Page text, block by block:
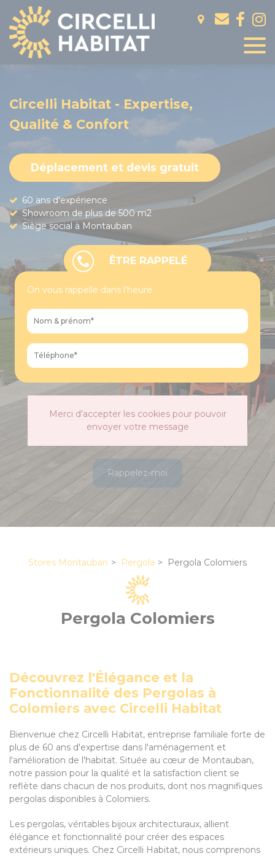
Circelli Habitat - Expertise,
Qualité & Confort
Déplacement et devis gratuit
60 ans d'expérience
Showroom de plus de 500 m2
Siège social à Montauban
ÊTRE RAPPELÉ
On vous rappelle dans l'heure
Merci d'accepter les cookies pour pouvoir
envoyer votre message
Rappelez-moi
Stores Montauban Pergola Pergola Colomiers
Pergola Colomiers
Découvrez l'Élégance et la
Fonctionnalité des Pergolas à
Colomiers avec Circelli Habitat
Bienvenue chez Circelli Habitat, entreprise familiale forte de
plus de 60 ans d'expertise dans l'aménagement et
l'amélioration de l'habitat. Située au cœur de Montauban,
notre passion pour la qualité et la satisfaction client se
reflète dans chacun de nos produits, dont nos magnifiques
pergolas disponibles à Colomiers.
Les pergolas, véritables bijoux architecturaux, allient
élégance et fonctionnalité pour créer des espaces
extérieurs uniques. Chez Circelli Habitat, nous comprenons
Panneau de gestion des cookies